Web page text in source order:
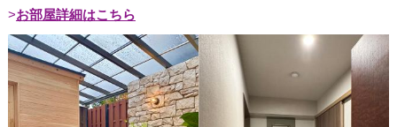
お部屋詳細はこちら